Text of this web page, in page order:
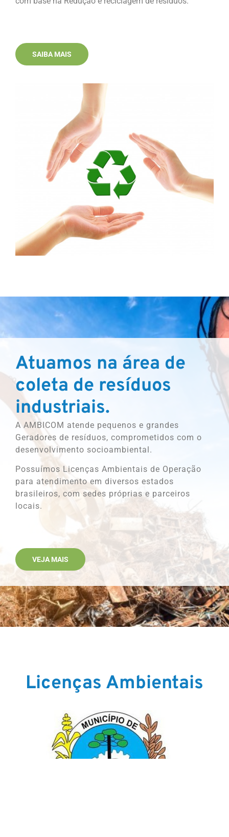
SAIBA MAIS
Atuamos na área de
coleta de resíduos
industriais.
A AMBICOM atende pequenos e grandes
Geradores de resíduos, comprometidos com o
desenvolvimento socioambiental.
Possuímos Licenças Ambientais de Operação
para atendimento em diversos estados
brasileiros, com sedes próprias e parceiros
locais.
VEJA MAIS
Licenças Ambientais